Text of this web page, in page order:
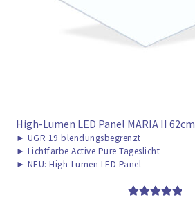
High-Lumen LED Panel MARIA II 62cm
► UGR 19 blendungsbegrenzt
► Lichtfarbe Active Pure Tageslicht
► NEU: High-Lumen LED Panel